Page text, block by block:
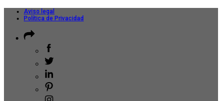
Aviso legal
Política de Privacidad